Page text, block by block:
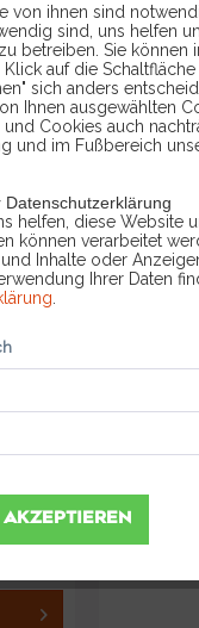
von ihnen sind
sind, uns helfen
betreiben. Sie können
auf die Schaltfläche
sich anders
Ihnen ausgewählten
Cookies auch
und im Fußbereich
helfen, diese Website
können verarbeitet
Inhalte oder
Ihrer Daten
mit
*
für
*